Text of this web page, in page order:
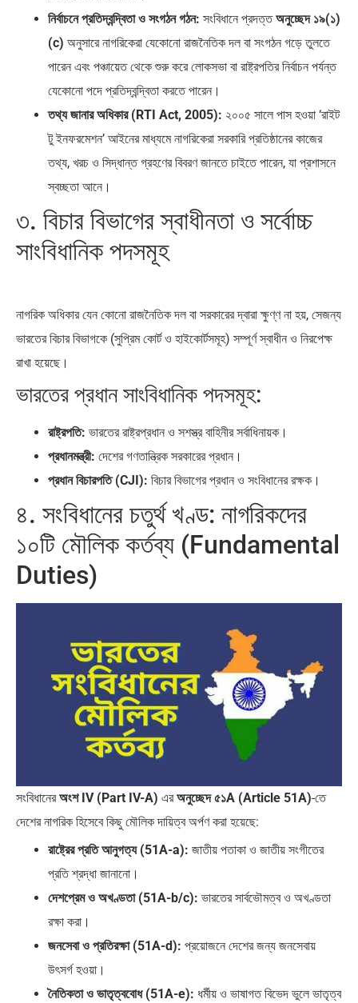
নির্বাচনে প্রতিদ্বন্দ্বিতা ও সংগঠন গঠন: সংবিধানে প্রদত্তঅনুচ্ছেদ ১৯(১)
(c) অনুসারে নাগরিকেরা যেকোনো রাজনৈতিক দল বা সংগঠন গড়ে তুলতে
পারেন এবং পঞ্চায়েত থেকে শুরু করে লোকসভা বা রাষ্ট্রপতির নির্বাচন পর্যন্ত
যেকোনো পদে প্রতিদ্বন্দ্বিতা করতে পারেন।
তথ্য জানার অধিকার (RTI Act, 2005): ২০০৫ সালে পাস হওয়া ‘রাইট
টু ইনফরমেশন’ আইনের মাধ্যমে নাগরিকেরা সরকারি প্রতিষ্ঠানের কাজের
তথ্য, খরচ ও সিদ্ধান্ত গ্রহণের বিবরণ জানতে চাইতে পারেন, যা প্রশাসনে
স্বচ্ছতা আনে।
৩. বিচার বিভাগের স্বাধীনতা ও সর্বোচ্চ
সাংবিধানিক পদসমূহ
নাগরিক অধিকার যেন কোনো রাজনৈতিক দল বা সরকারের দ্বারা ক্ষুণ্ণ না হয়, সেজন্য
ভারতের বিচার বিভাগকে (সুপ্রিম কোর্ট ও হাইকোর্টসমূহ) সম্পূর্ণ স্বাধীন ও নিরপেক্ষ
রাখা হয়েছে।
ভারতের প্রধান সাংবিধানিক পদসমূহ:
রাষ্ট্রপতি: ভারতের রাষ্ট্রপ্রধান ও সশস্ত্র বাহিনীর সর্বাধিনায়ক।
প্রধানমন্ত্রী: দেশের গণতান্ত্রিক সরকারের প্রধান।
প্রধান বিচারপতি (CJI): বিচার বিভাগের প্রধান ও সংবিধানের রক্ষক।
৪. সংবিধানের চতুর্থ খণ্ড: নাগরিকদের
১০টি মৌলিক কর্তব্য (Fundamental
Duties)
সংবিধানেরঅংশ IV (Part IV-A) এরঅনুচ্ছেদ ৫১A (Article 51A)-তে
দেশের নাগরিক হিসেবে কিছু মৌলিক দায়িত্ব অর্পণ করা হয়েছে:
রাষ্ট্রের প্রতি আনুগত্য (51A-a): জাতীয় পতাকা ও জাতীয় সংগীতের
প্রতি শ্রদ্ধা জানানো।
দেশপ্রেম ও অখণ্ডতা (51A-b/c): ভারতের সার্বভৌমত্ব ও অখণ্ডতা
রক্ষা করা।
জনসেবা ও প্রতিরক্ষা (51A-d): প্রয়োজনে দেশের জন্য জনসেবায়
উৎসর্গ হওয়া।
নৈতিকতা ও ভাতৃত্ববোধ (51A-e): ধর্মীয় ও ভাষাগত বিভেদ ভুলে ভাতৃত্ব